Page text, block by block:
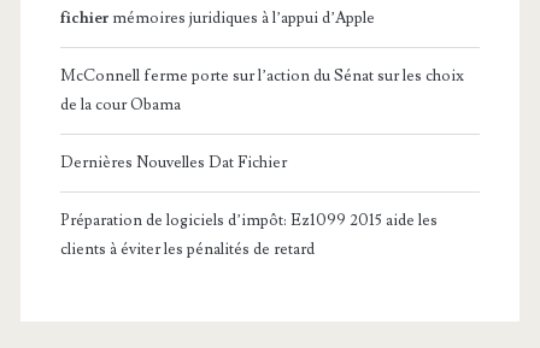
fichier mémoires juridiques à l’appui d’Apple
McConnell ferme porte sur l’action du Sénat sur les choix
de la cour Obama
Dernières Nouvelles Dat Fichier
Préparation de logiciels d’impôt: Ez1099 2015 aide les
clients à éviter les pénalités de retard